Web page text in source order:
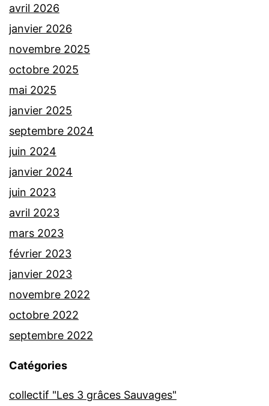
avril 2026
janvier 2026
novembre 2025
octobre 2025
mai 2025
janvier 2025
septembre 2024
juin 2024
janvier 2024
juin 2023
avril 2023
mars 2023
février 2023
janvier 2023
novembre 2022
octobre 2022
septembre 2022
Catégories
collectif "Les 3 grâces Sauvages"